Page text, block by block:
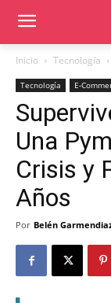
Inicio Tecnología
Tecnología E-
Una
Crisis y
Años
Por Belén